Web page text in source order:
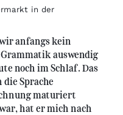
in der
anfangs kein
auswendig
noch im Schlaf. Das
Sprache
maturiert
hat er mich nach